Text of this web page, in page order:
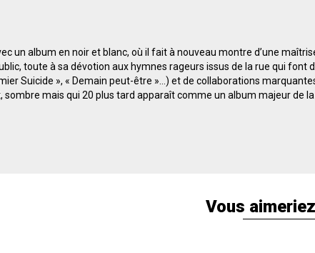
un album en noir et blanc, où il fait à nouveau montre d’une
toute à sa dévotion aux hymnes rageurs issus de la rue qui
Suicide », « Demain peut-être »...) et de collaborations
mais qui 20 plus tard apparaît comme un album majeur de la
Vous